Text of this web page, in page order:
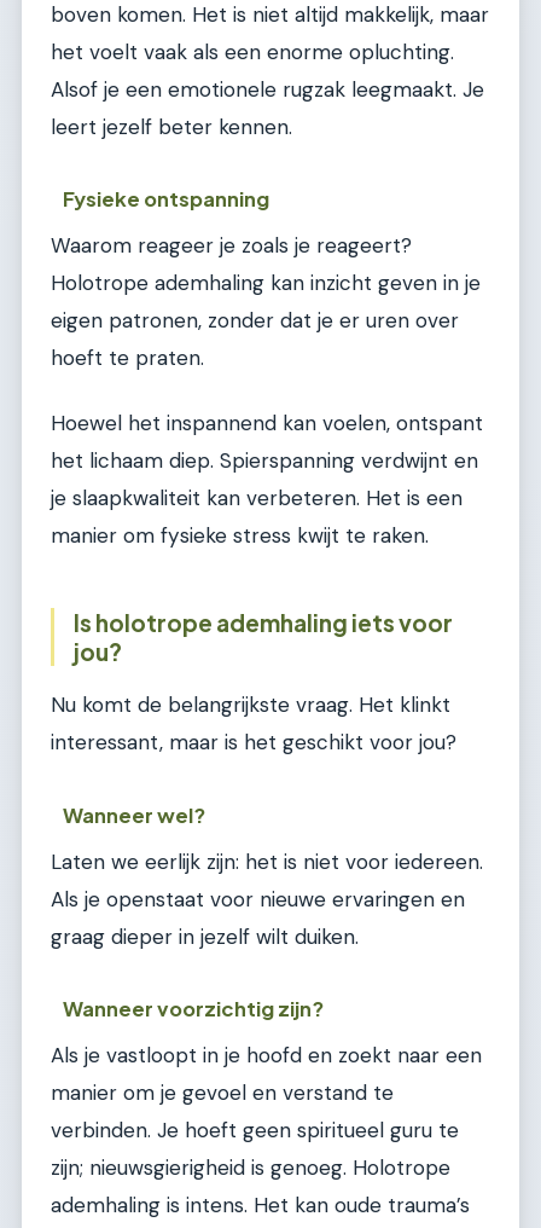
boven komen. Het is niet altijd makkelijk, maar
het voelt vaak als een enorme opluchting.
Alsof je een emotionele rugzak leegmaakt. Je
leert jezelf beter kennen.
Fysieke ontspanning
Waarom reageer je zoals je reageert?
Holotrope ademhaling kan inzicht geven in je
eigen patronen, zonder dat je er uren over
hoeft te praten.
Hoewel het inspannend kan voelen, ontspant
het lichaam diep. Spierspanning verdwijnt en
je slaapkwaliteit kan verbeteren. Het is een
manier om fysieke stress kwijt te raken.
Is holotrope ademhaling iets voor
jou?
Nu komt de belangrijkste vraag. Het klinkt
interessant, maar is het geschikt voor jou?
Wanneer wel?
Laten we eerlijk zijn: het is niet voor iedereen.
Als je openstaat voor nieuwe ervaringen en
graag dieper in jezelf wilt duiken.
Wanneer voorzichtig zijn?
Als je vastloopt in je hoofd en zoekt naar een
manier om je gevoel en verstand te
verbinden. Je hoeft geen spiritueel guru te
zijn; nieuwsgierigheid is genoeg. Holotrope
ademhaling is intens. Het kan oude trauma’s